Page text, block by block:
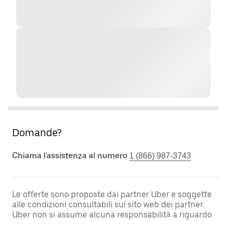
Domande?
Chiama l'assistenza al numero 1 (866) 987-3743
Le offerte sono proposte dai partner Uber e soggette
alle condizioni consultabili sul sito web dei partner.
Uber non si assume alcuna responsabilità a riguardo